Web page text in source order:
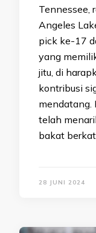
Tennessee,
Angeles
pick ke-17
yang
jitu, di
kontribusi
mendatang.
telah
bakat
28 JUNI 2024